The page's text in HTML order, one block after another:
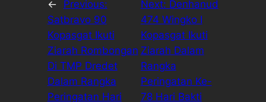
←
Previous:
Satbravo 90
Kopasgat Ikuti
Ziarah Rombongan
Di TMP Dredet
Dalam Rangka
Peringatan Hari
Next: Denhanud
474 Wingko I
Kopasgat Ikuti
Ziarah Dalam
Rangka
Peringatan Ke-
78 Hari Bakti